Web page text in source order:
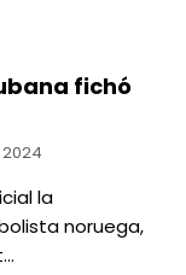
fichó
la
noruega,